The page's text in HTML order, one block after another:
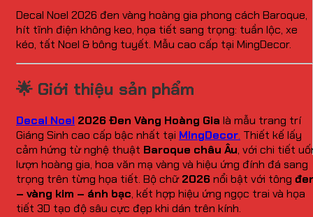
Decal Noel 2026 đen vàng hoàng gia phong cách Baroque,
hít tĩnh điện không keo, họa tiết sang trọng: tuần lộc, xe
kéo, tất Noel & bông tuyết. Mẫu cao cấp tại MingDecor.
🌟 Giới thiệu sản phẩm
Decal Noel 2026 Đen Vàng Hoàng Gia là mẫu trang trí
Giáng Sinh cao cấp bậc nhất tại MingDecor. Thiết kế lấy
cảm hứng từ nghệ thuật Baroque châu Âu, với chi tiết
lượn hoàng gia, hoa văn mạ vàng và hiệu ứng đính đá sang
trọng trên từng họa tiết. Bộ chữ2026nổi bật với tông
– vàng kim – ánh bạc, kết hợp hiệu ứng ngọc trai và họa
tiết 3D tạo độ sâu cực đẹp khi dán trên kính.